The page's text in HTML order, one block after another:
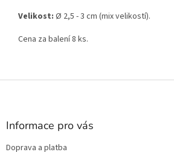
Velikost: Ø 2,5 - 3 cm (mix velikostí).
Cena za balení 8 ks.
Z
Informace pro vás
Doprava a platba